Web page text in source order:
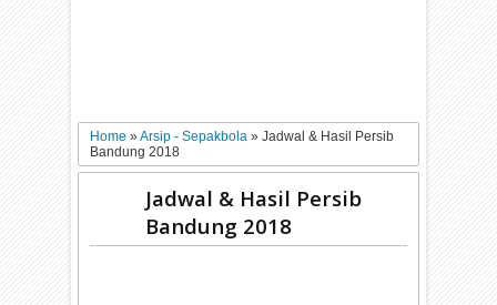
Home»Arsip - Sepakbola»Jadwal & Hasil Persib
Bandung 2018
Jadwal & Hasil Persib
Bandung 2018